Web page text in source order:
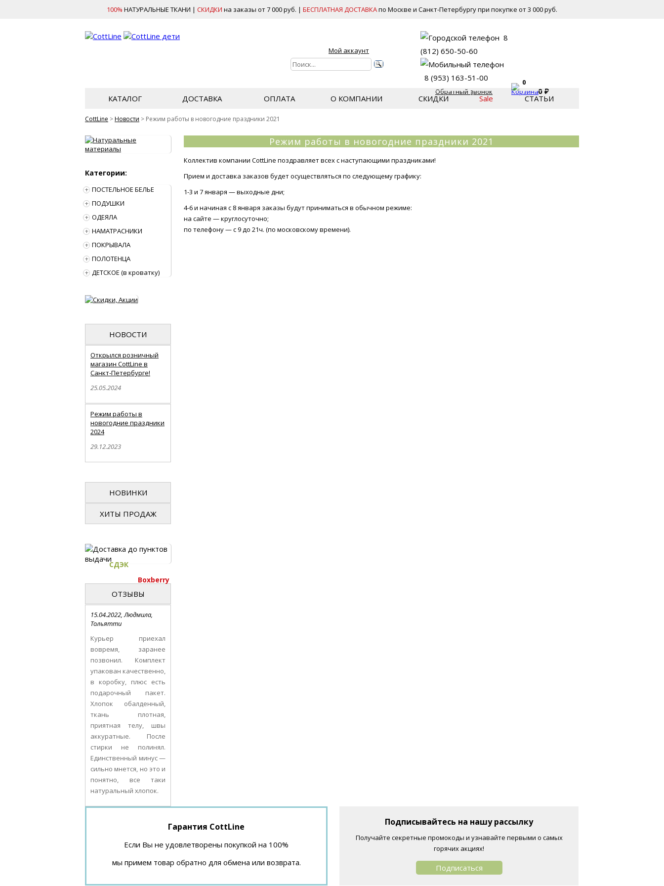
100% НАТУРАЛЬНЫЕ ТКАНИ | СКИДКИ на заказы от 7 000 руб. | БЕСПЛАТНАЯ ДОСТАВКАпо Москве и Санкт-Петербургу при покупке от 3 000 руб.
Мой аккаунт
8
(812) 650-50-60
8 (953) 163-51-00
Обратный звонок
0
0 ₽
КАТАЛОГ ДОСТАВКА ОПЛАТА О КОМПАНИИ СКИДКИ Sale СТАТЬИ
CottLine >Новости > Режим работы в новогодние праздники 2021
Категории:
ПОСТЕЛЬНОЕ БЕЛЬЕ
ПОДУШКИ
ОДЕЯЛА
НАМАТРАСНИКИ
ПОКРЫВАЛА
ПОЛОТЕНЦА
ДЕТСКОЕ (в кроватку)
НОВОСТИ
Открылся розничный
магазин CottLine в
Санкт-Петербурге!
25.05.2024
Режим работы в
новогодние праздники
2024
29.12.2023
НОВИНКИ
ХИТЫ ПРОДАЖ
Boxberry
СДЭК
ОТЗЫВЫ
15.04.2022, Людмила,
Тольятти
Курьер приехал
вовремя, заранее
позвонил. Комплект
упакован качественно,
в коробку, плюс есть
подарочный пакет.
Хлопок обалденный,
ткань плотная,
приятная телу, швы
аккуратные. После
стирки не полинял.
Единственный минус —
сильно мнется, но это и
понятно, все таки
натуральный хлопок.
Режим работы в новогодние праздники 2021
Коллектив компании CottLine поздравляет всех с наступающими праздниками!
Прием и доставка заказов будет осуществляться по следующему графику:
1-3 и 7 января — выходные дни;
4-6 и начиная с 8 января заказы будут приниматься в обычном режиме:
на сайте — круглосуточно;
по телефону — с 9 до 21ч. (по московскому времени).
Гарантия CottLine
Если Вы не удовлетворены покупкой на 100%
мы примем товар обратно для обмена или возврата.
Подписывайтесь на нашу рассылку
Получайте секретные промокоды и узнавайте первыми о самых
горячих акциях!
Подписаться